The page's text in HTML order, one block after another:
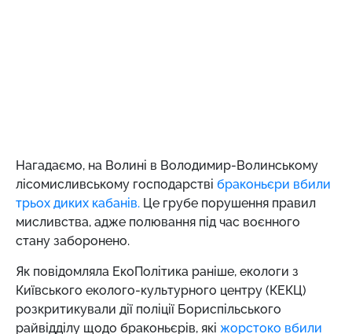
Нагадаємо, на Волині в Володимир-Волинському
лісомисливському господарстві браконьєри вбили
трьох диких кабанів. Це грубе порушення правил
мисливства, адже полювання під час воєнного
стану заборонено.
Як повідомляла ЕкоПолітика раніше, екологи з
Київського еколого-культурного центру (КЕКЦ)
розкритикували дії поліції Бориспільського
райвідділу щодо браконьєрів, які жорстоко вбили